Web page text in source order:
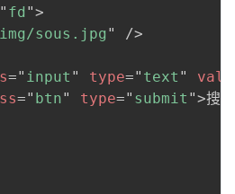
" fd ">
img/sous.jpg "
/>
=" input " type=" text "
=" btn" type=" submit ">搜索